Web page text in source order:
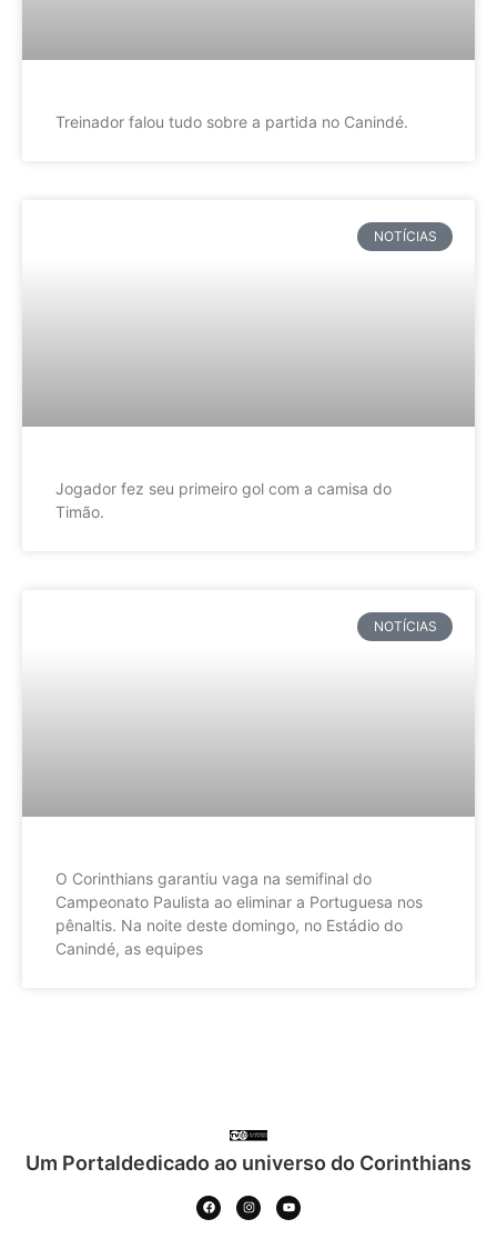
Treinador falou tudo sobre a partida no Canindé.
NOTÍCIAS
Jogador fez seu primeiro gol com a camisa do
Timão.
NOTÍCIAS
O Corinthians garantiu vaga na semifinal do
Campeonato Paulista ao eliminar a Portuguesa nos
pênaltis. Na noite deste domingo, no Estádio do
Canindé, as equipes
Um Portaldedicado ao universo do Corinthians